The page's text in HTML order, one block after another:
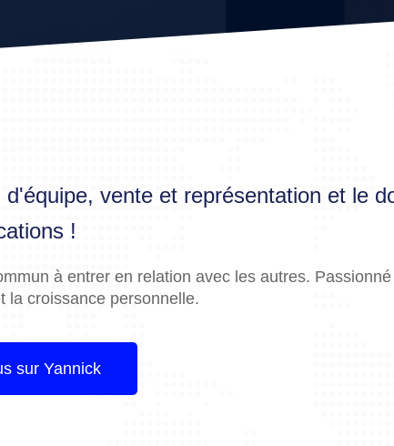
vente et représentation et le
!
à entrer en relation avec les autres.
la croissance personnelle.
sur Yannick